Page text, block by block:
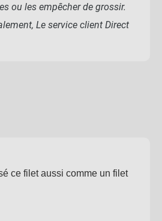
ou les empêcher de grossir.
Le service client Direct
ce filet aussi comme un filet